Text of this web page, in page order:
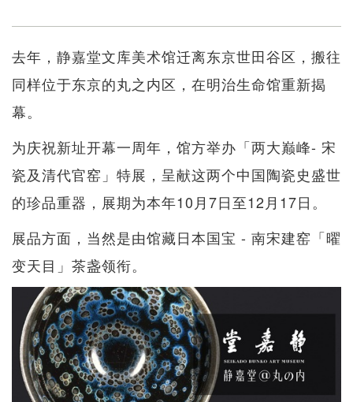
去年，静嘉堂文库美术馆迁离东京世田谷区，搬往
同样位于东京的丸之内区，在明治生命馆重新揭
幕。
为庆祝新址开幕一周年，馆方举办「两大巅峰- 宋
瓷及清代官窑」特展，呈献这两个中国陶瓷史盛世
的珍品重器，展期为本年10月7日至12月17日。
展品方面，当然是由馆藏日本国宝 - 南宋建窑「曜
变天目」茶盏领衔。